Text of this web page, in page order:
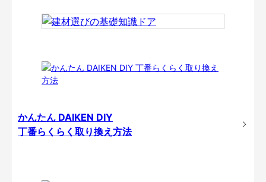
かんたん DAIKEN DIY
丁番らくらく取り換え方法